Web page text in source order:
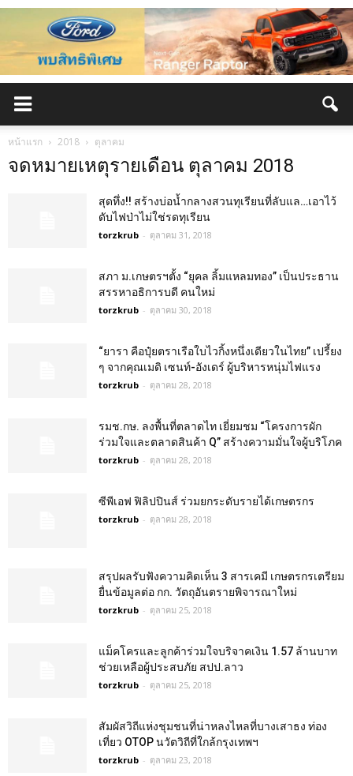
หน้าแรก 2018 ตุลาคม
จดหมายเหตุรายเดือน ตุลาคม 2018
สุดทึ่ง!! สร้างบ่อน้ำกลางสวนทุเรียนที่ลับแล…เอาไว้
ดับไฟป่าไม่ใช่รดทุเรียน
torzkrub - ตุลาคม 31, 2018
สภา ม.เกษตรฯตั้ง “ยุคล ลิ้มแหลมทอง” เป็นประธาน
สรรหาอธิการบดี คนใหม่
torzkrub - ตุลาคม 30, 2018
“ยารา คือปุ๋ยตราเรือใบไวกิ้งหนึ่งเดียวในไทย” เปรี้ยง
ๆ จากคุณเมดิ เซนท์-อังเดร์ ผู้บริหารหนุ่มไฟแรง
torzkrub - ตุลาคม 28, 2018
รมช.กษ. ลงพื้นที่ตลาดไท เยี่ยมชม “โครงการผัก
ร่วมใจและตลาดสินค้า Q” สร้างความมั่นใจผู้บริโภค
torzkrub - ตุลาคม 28, 2018
ซีพีเอฟ ฟิลิปปินส์ ร่วมยกระดับรายได้เกษตรกร
torzkrub - ตุลาคม 28, 2018
สรุปผลรับฟังความคิดเห็น 3 สารเคมี เกษตรกรเตรียม
ยื่นข้อมูลต่อ กก. วัตถุอันตรายพิจารณาใหม่
torzkrub - ตุลาคม 25, 2018
แม็คโครและลูกค้าร่วมใจบริจาคเงิน 1.57 ล้านบาท
ช่วยเหลือผู้ประสบภัย สปป.ลาว
torzkrub - ตุลาคม 25, 2018
สัมผัสวิถีแห่งชุมชนที่น่าหลงไหลที่บางเสาธง ท่อง
เที่ยว OTOP นวัตวิถีที่ใกล้กรุงเทพฯ
torzkrub - ตุลาคม 23, 2018